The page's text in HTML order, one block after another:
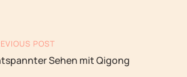
POST
Sehen mit Qigong